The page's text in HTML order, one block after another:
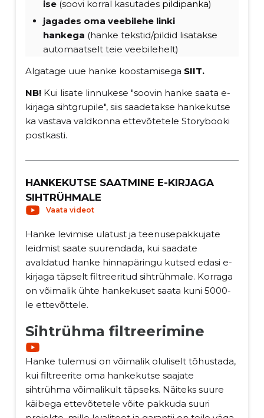
ise (soovi korral kasutades pildipanka)
jagades oma veebilehe linki
hankega (hanke tekstid/pildid lisatakse
automaatselt teie veebilehelt)
Algatage uue hanke koostamisega SIIT.
NB! Kui lisate linnukese "soovin hanke saata e-
kirjaga sihtgrupile", siis saadetakse hankekutse
ka vastava valdkonna ettevõtetele Storybooki
postkasti.
HANKEKUTSE SAATMINE E-KIRJAGA
SIHTRÜHMALE
Vaata videot
Hanke levimise ulatust ja teenusepakkujate
leidmist saate suurendada, kui saadate
avaldatud hanke hinnapäringu kutsed edasi e-
kirjaga täpselt filtreeritud sihtrühmale. Korraga
on võimalik ühte hankekuset saata kuni 5000-
le ettevõttele.
Sihtrühma filtreerimine
Hanke tulemusi on võimalik oluliselt tõhustada,
kui filtreerite oma hankekutse saajate
sihtrühma võimalikult täpseks. Näiteks suure
käibega ettevõtetele võite pakkuda suuri